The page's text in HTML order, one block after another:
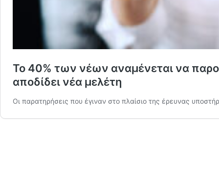
Το 40% των νέων αναμένεται να
αποδίδει νέα μελέτη
Οι παρατηρήσεις που έγιναν στο πλαίσιο της έρευνας